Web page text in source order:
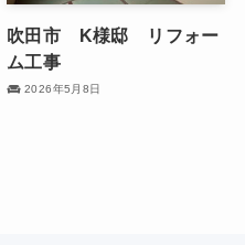
吹田市 K様邸 リフォー
ム工事
2026年5月8日